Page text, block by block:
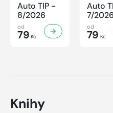
Auto TIP -
8/2026
od
79 Kč
Auto
7/2026
od
79 Kč
Knihy